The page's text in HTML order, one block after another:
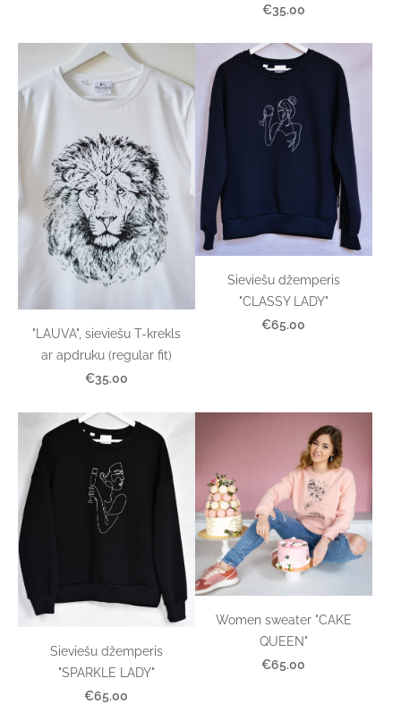
€35.00
"LAUVA", sieviešu T-krekls
ar apdruku (regular fit)
€35.00
Sieviešu džemperis
"CLASSY LADY"
€65.00
Sieviešu džemperis
"SPARKLE LADY"
€65.00
Women sweater "CAKE
QUEEN"
€65.00